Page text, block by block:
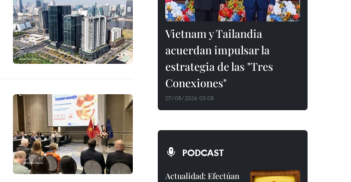
Vietnam y Tailandia
acuerdan impulsar la
estrategia de las "Tres
Conexiones"
07/08/2026 03:08
PODCAST
Actualidad: Efectúan